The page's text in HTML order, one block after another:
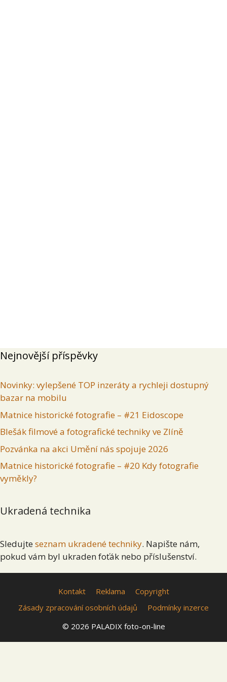
Nejnovější příspěvky
Novinky: vylepšené TOP inzeráty a rychleji dostupný
bazar na mobilu
Matnice historické fotografie – #21 Eidoscope
Blešák filmové a fotografické techniky ve Zlíně
Pozvánka na akci Umění nás spojuje 2026
Matnice historické fotografie – #20 Kdy fotografie
vyměkly?
Ukradená technika
Sledujte seznam ukradené techniky. Napište nám,
pokud vám byl ukraden foťák nebo příslušenství.
Kontakt Reklama
Copyright
Zásady zpracování osobních údajů
Podmínky inzerce
© 2026 PALADIX foto-on-line